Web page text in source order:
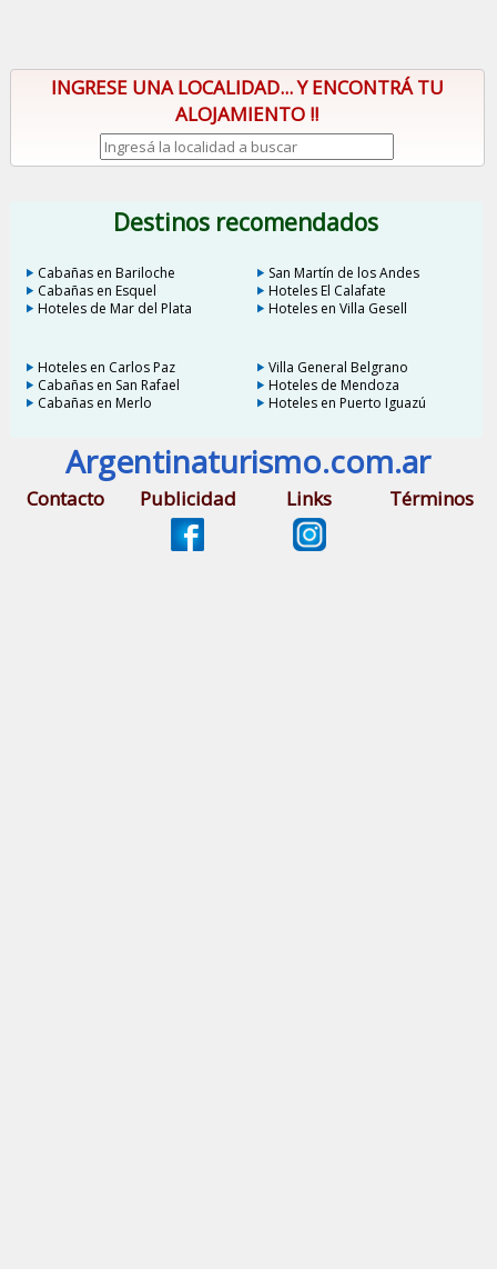
INGRESE UNA LOCALIDAD... Y ENCONTRÁ TU
ALOJAMIENTO !!
Destinos recomendados
Cabañas en Bariloche
San Martín de los Andes
Cabañas en Esquel
Hoteles El Calafate
Hoteles de Mar del Plata
Hoteles en Villa Gesell
Hoteles en Carlos Paz
Villa General Belgrano
Cabañas en San Rafael
Hoteles de Mendoza
Cabañas en Merlo
Hoteles en Puerto Iguazú
Argentinaturismo.com.ar
Contacto Publicidad Links Términos